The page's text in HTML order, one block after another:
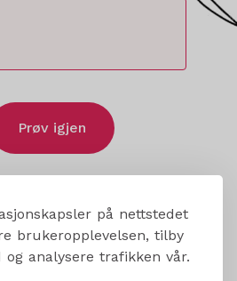
på nettstedet
brukeropplevelsen, tilby
analysere trafikken vår.
Prøv igjen